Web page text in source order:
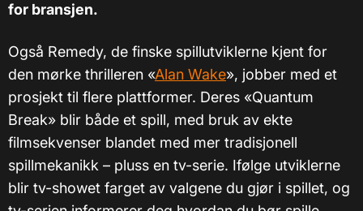
for bransjen.
Også Remedy, de finske spillutviklerne kjent for
den mørke thrilleren «Alan Wake», jobber med et
prosjekt til flere plattformer. Deres «Quantum
Break» blir både et spill, med bruk av ekte
filmsekvenser blandet med mer tradisjonell
spillmekanikk – pluss en tv-serie. Ifølge utviklerne
blir tv-showet farget av valgene du gjør i spillet, og